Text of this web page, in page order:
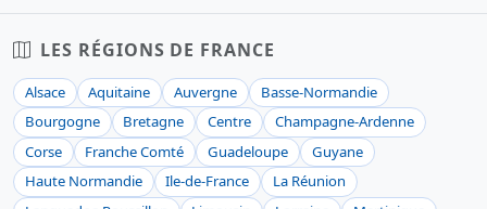
LES RÉGIONS DE FRANCE
Alsace Aquitaine Auvergne
Basse-Normandie
Bourgogne
Bretagne Centre
Champagne-Ardenne
Corse
Franche Comté Guadeloupe
Guyane
Haute Normandie
Ile-de-France
La Réunion